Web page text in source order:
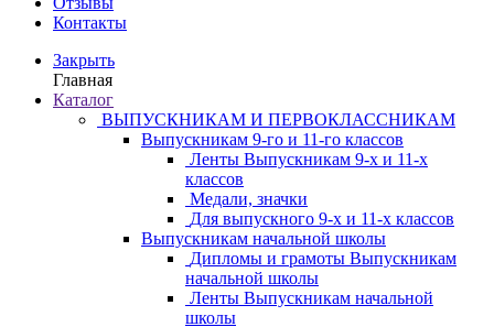
Контакты
Закрыть
Главная
Каталог
ВЫПУСКНИКАМ И ПЕРВОКЛАССНИКАМ
Выпускникам 9-го и 11-го классов
Ленты Выпускникам 9-х и 11-х
классов
Медали, значки
Для выпускного 9-х и 11-х классов
Выпускникам начальной школы
Дипломы и грамоты Выпускникам
начальной школы
Ленты Выпускникам начальной
школы